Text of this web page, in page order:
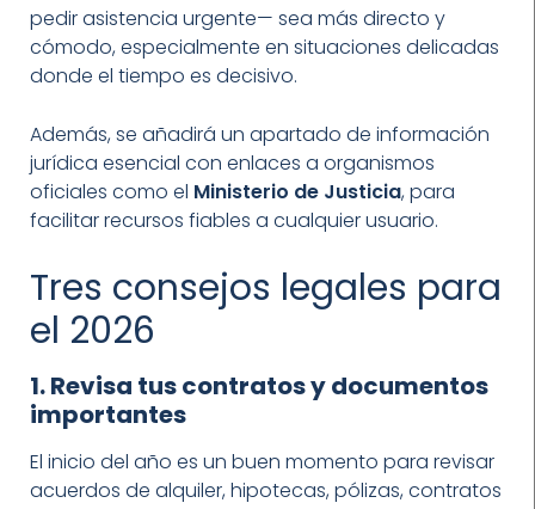
pedir asistencia urgente— sea más directo y
cómodo, especialmente en situaciones delicadas
donde el tiempo es decisivo.
Además, se añadirá un apartado de información
jurídica esencial con enlaces a organismos
oficiales como el Ministerio de Justicia, para
facilitar recursos fiables a cualquier usuario.
Tres consejos legales para
el 2026
1. Revisa tus contratos y documentos
importantes
El inicio del año es un buen momento para revisar
acuerdos de alquiler, hipotecas, pólizas, contratos